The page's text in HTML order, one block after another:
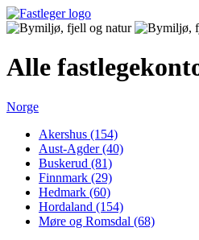
Alle
Norge
Akershus (154)
Aust-Agder (40)
Buskerud (81)
Finnmark (29)
Hedmark (60)
Hordaland (154)
Møre og Romsdal (68)